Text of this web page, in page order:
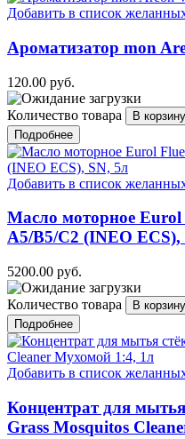
Добавить в список
Ароматизатор mon
120.00 руб.
Количество товара
Подробнее
Добавить в список
Масло моторное Eurol
A5/B5/C2 (INEO ECS),
5200.00 руб.
Количество товара
Подробнее
Добавить в список
Концентрат для
Grass Mosquitos